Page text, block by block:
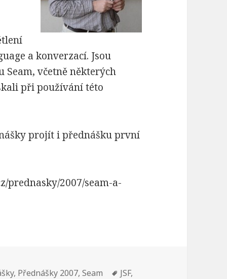
a konverzací. Jsou
včetně některých
při používání této
projít i přednášku první
prednasky/2007/seam-a-
, Přednášky 2007,Seam Štítky:
JSF,